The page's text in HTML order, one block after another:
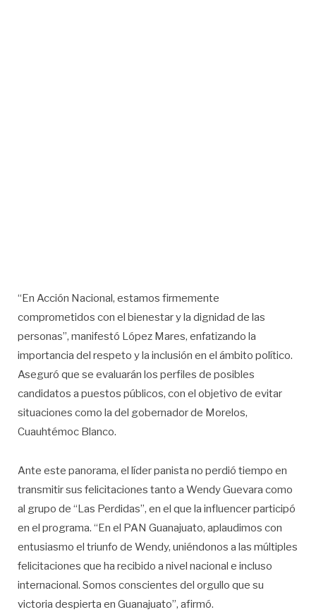
“En Acción Nacional, estamos firmemente
comprometidos con el bienestar y la dignidad de las
personas”, manifestó López Mares, enfatizando la
importancia del respeto y la inclusión en el ámbito político.
Aseguró que se evaluarán los perfiles de posibles
candidatos a puestos públicos, con el objetivo de evitar
situaciones como la del gobernador de Morelos,
Cuauhtémoc Blanco.
Ante este panorama, el líder panista no perdió tiempo en
transmitir sus felicitaciones tanto a Wendy Guevara como
al grupo de “Las Perdidas”, en el que la influencer participó
en el programa. “En el PAN Guanajuato, aplaudimos con
entusiasmo el triunfo de Wendy, uniéndonos a las múltiples
felicitaciones que ha recibido a nivel nacional e incluso
internacional. Somos conscientes del orgullo que su
victoria despierta en Guanajuato”, afirmó.